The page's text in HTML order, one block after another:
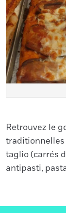
Retrouvez le
traditionnelles
taglio (carrés
antipasti,